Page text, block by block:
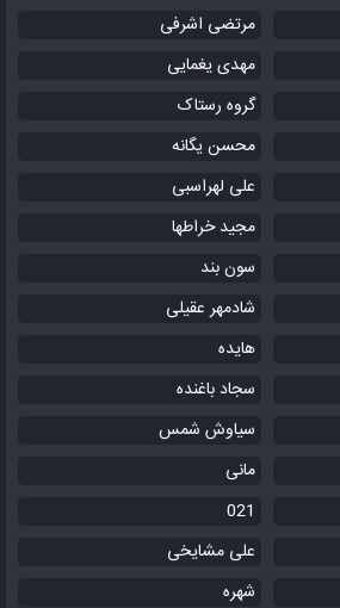
مرتضی اشرفی
مهدی یغمایی
گروه رستاک
محسن یگانه
علی لهراسبی
مجید خراطها
سون بند
شادمهر عقیلی
هایده
سجاد باغنده
سیاوش شمس
مانی
021
علی مشایخی
شهره